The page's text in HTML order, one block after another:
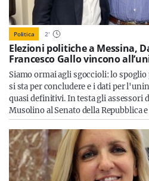
Politica 2'
Elezioni politiche a Messina,
Francesco Gallo vincono
Siamo ormai agli sgoccioli: lo
si sta per concludere e i dati per
quasi definitivi. In testa gli assessori
Musolino al Senato della Repubblica